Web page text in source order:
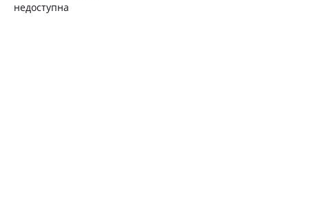
недоступна